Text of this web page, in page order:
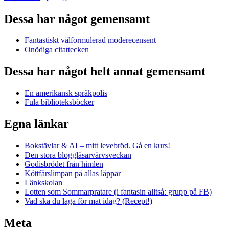
Dessa har något gemensamt
Fantastiskt välformulerad moderecensent
Onödiga citattecken
Dessa har något helt annat gemensamt
En amerikansk språkpolis
Fula biblioteksböcker
Egna länkar
Bokstävlar & AI – mitt levebröd. Gå en kurs!
Den stora bloggläsarvärvsveckan
Godisbrödet från himlen
Köttfärslimpan på allas läppar
Länkskolan
Lotten som Sommarpratare (i fantasin alltså: grupp på FB)
Vad ska du laga för mat idag? (Recept!)
Meta